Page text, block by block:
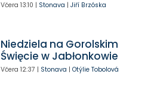
Včera 13:10 | Stonava | Jiří Brzóska
Niedziela na Gorolskim
Święcie w Jabłonkowie
Včera 12:37 | Stonava | Otýlie Tobolová